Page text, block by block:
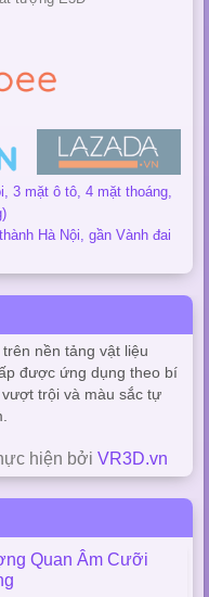
3 mặt ô tô, 4 mặt thoáng,
Hà Nội, gần Vành đai
nền tảng vật liệu
được ứng dụng theo bí
trội và màu sắc tự
hiện bởi VR3D.vn
Quan Âm Cưỡi